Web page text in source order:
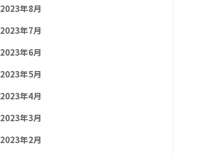
2023年8月
2023年7月
2023年6月
2023年5月
2023年4月
2023年3月
2023年2月